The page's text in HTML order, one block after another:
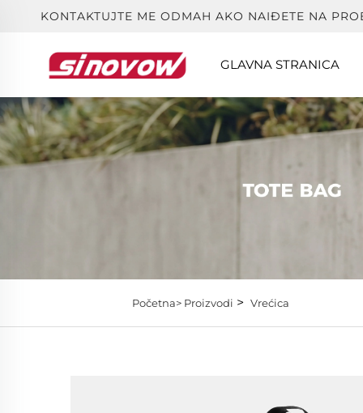
KONTAKTUJTE ME ODMAH AKO NAIĐETE NA
GLAVNA STRANICA
Početna> Proizvodi > Vrećica